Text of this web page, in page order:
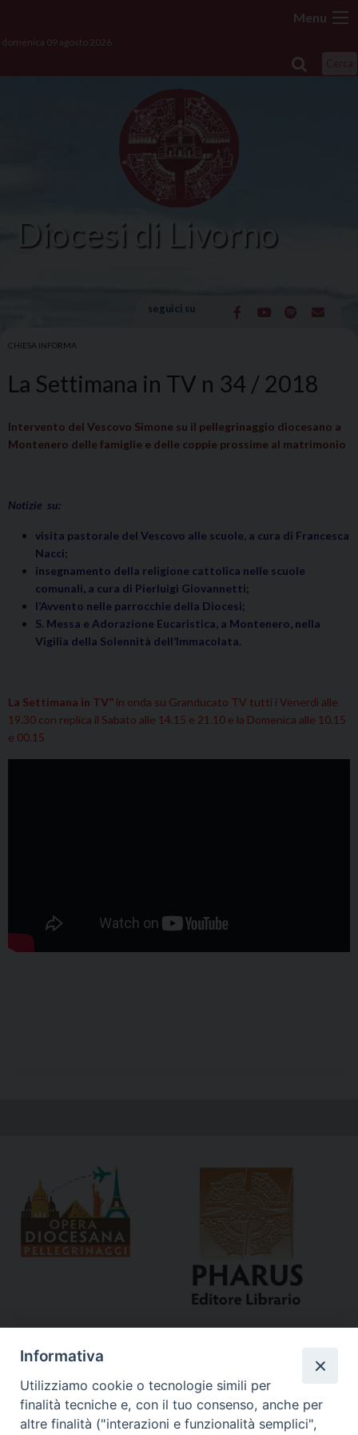
content
Menu
domenica 09 agosto 2026
Diocesi di Livorno
seguici su
CHIESA INFORMA
La Settimana in TV n 34 / 2018
Intervento del Vescovo Simone su il pellegrinaggio diocesano a
Montenero delle famiglie e delle coppie prossime al matrimonio
Notizie su:
visita pastorale del Vescovo alle scuole, a cura di Francesca
Nacci;
insegnamento della religione cattolica nelle scuole
comunali, a cura di Pierluigi Giovannetti;
l’Avvento nelle parrocchie della Diocesi;
S. Messa e Adorazione Eucaristica, a Montenero, nella
Vigilia della Solennità dell’Immacolata.
La Settimana in TV” in onda su Granducato TV tutti i Venerdì alle
19.30 con replica il Sabato alle 14.15 e 21.10 e la Domenica alle 10.15
e 00.15
Informativa
Utilizziamo cookie o tecnologie simili per
finalità tecniche e, con il tuo consenso, anche per
altre finalità ("interazioni e funzionalità semplici",